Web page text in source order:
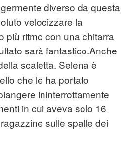
diverso da questa
velocizzare la
più ritmo con una chitarra
sarà fantastico.Anche
scaletta. Selena è
che le ha portato
ininterrottamente
in cui aveva solo 16
sulle spalle dei